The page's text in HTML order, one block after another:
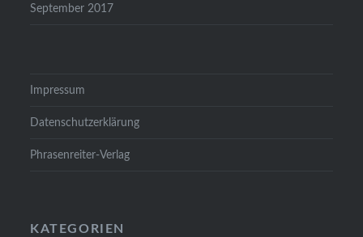
September 2017
Impressum
Datenschutzerklärung
Phrasenreiter-Verlag
KATEGORIEN